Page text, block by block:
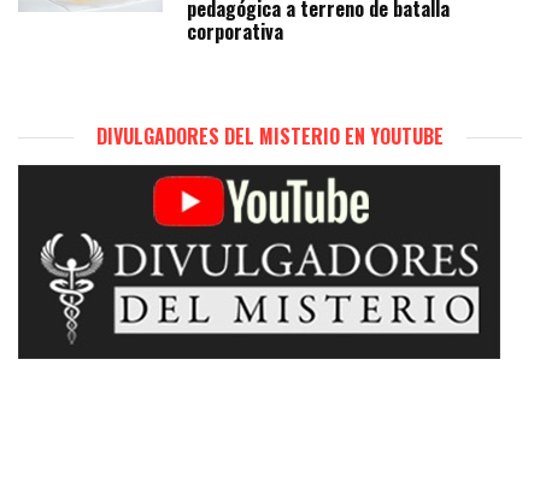
pedagógica a terreno de batalla
corporativa
DIVULGADORES DEL MISTERIO EN YOUTUBE